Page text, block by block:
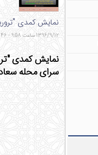
نمایش کمدی
1396/9/12 ساعت 9:58 - 846 بازدید - 2 نظر
سرای محله